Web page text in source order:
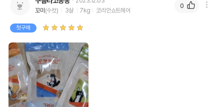
꼬미 (수컷) 3살 7kg 코리안쇼트헤어
첫구매
0